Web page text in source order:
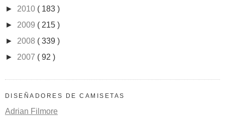
► 2010 ( 183 )
► 2009 ( 215 )
► 2008 ( 339 )
► 2007 ( 92 )
DISEÑADORES DE CAMISETAS
Adrian Filmore